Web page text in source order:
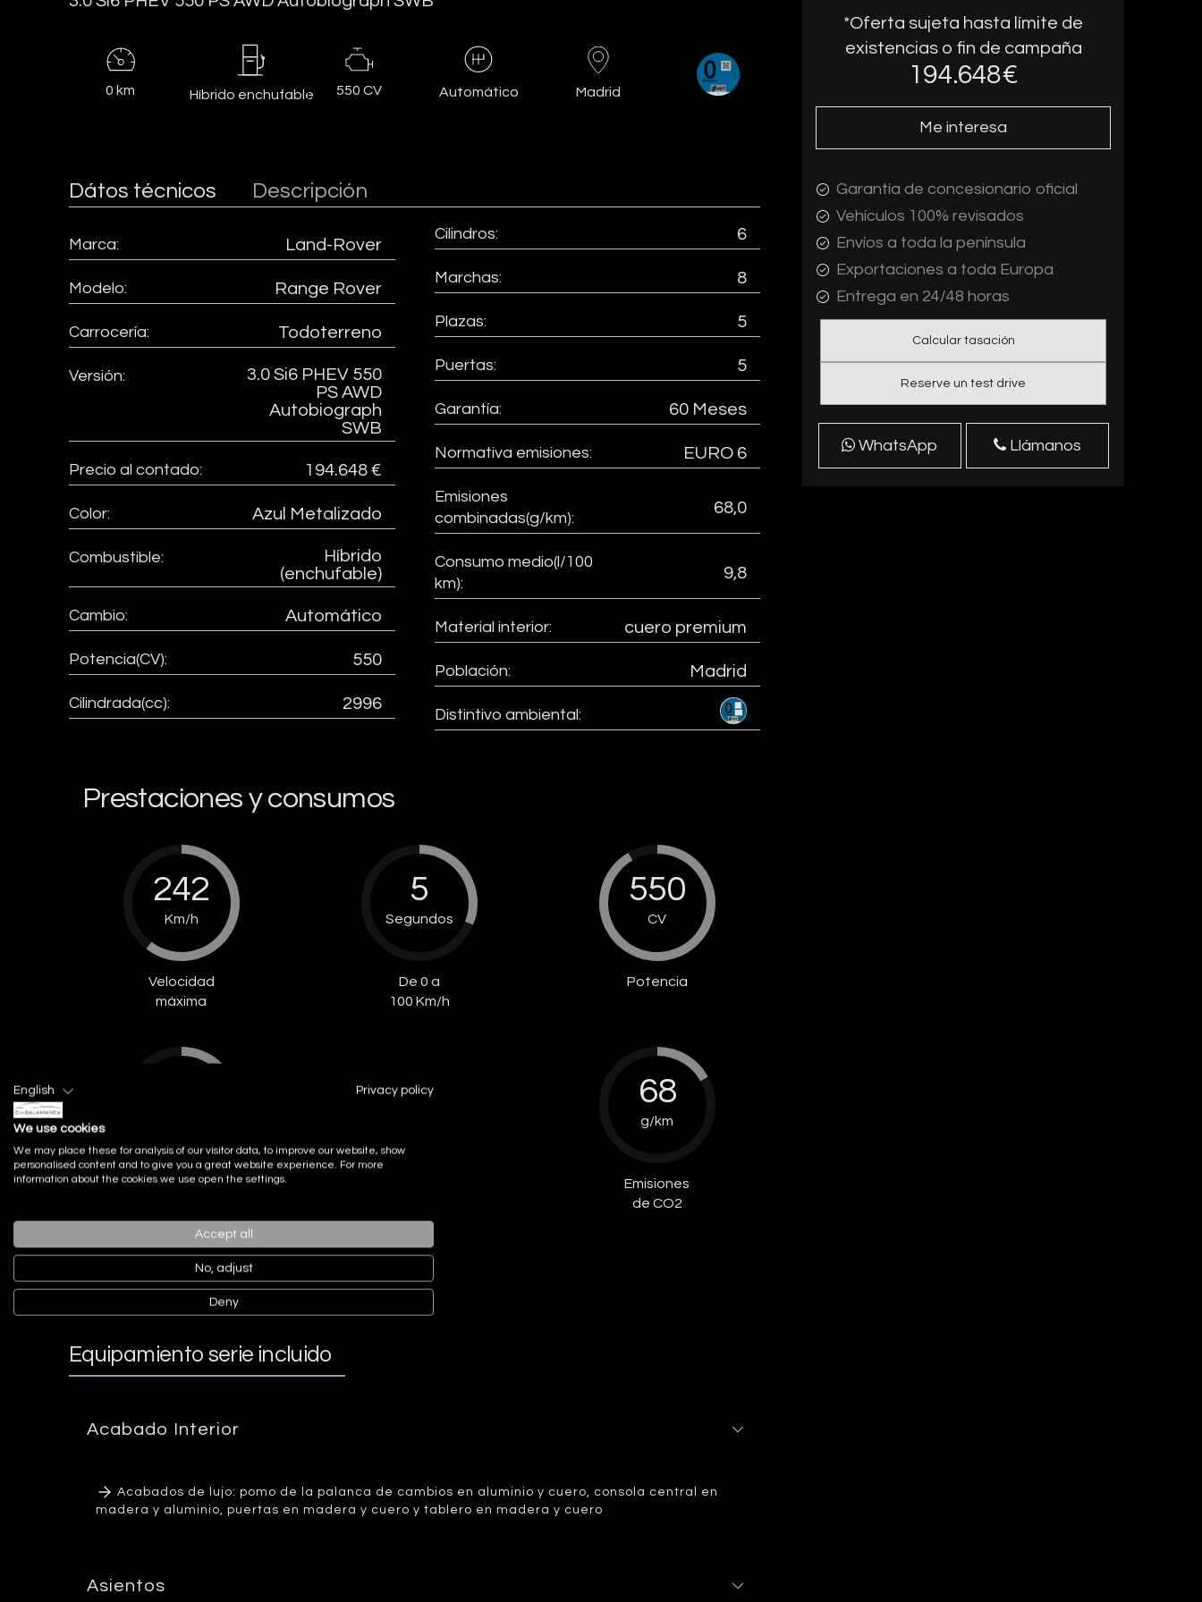
0 km Híbrido enchufable 550 CV Automático Madrid
*Oferta sujeta hasta límite de
existencias o fin de campaña
194.648€
Me interesa
Garantía de concesionario oficial
Vehículos 100% revisados
Envíos a toda la península
Exportaciones a toda Europa
Entrega en 24/48 horas
Calcular tasación
Reserve un test drive
WhatsApp Llámanos
Dátos técnicos Descripción
Marca: Land-Rover
Modelo: Range Rover
Carrocería: Todoterreno
Versión:
3.0 Si6 PHEV 550
PS AWD
Autobiograph
SWB
Precio al contado: 194.648 €
Color: Azul Metalizado
Combustible:
Híbrido
(enchufable)
Cambio: Automático
Potencia(CV): 550
Cilindrada(cc): 2996
Cilindros: 6
Marchas: 8
Plazas: 5
Puertas: 5
Garantía: 60 Meses
Normativa emisiones: EURO 6
Emisiones
combinadas(g/km):
68,0
Consumo medio(l/100
km):
9,8
Material interior: cuero premium
Población: Madrid
Distintivo ambiental:
Prestaciones y consumos
242
Km/h
Velocidad
máxima
5
Segundos
De 0 a
100 Km/h
550
CV
Potencia
Consumo
68
g/km
Emisiones
de CO2
Equipamiento serie incluido
Acabado Interior
Acabados de lujo: pomo de la palanca de cambios en aluminio y cuero, consola central en
madera y aluminio, puertas en madera y cuero y tablero en madera y cuero
Asientos
English Privacy policy
We use cookies
We may place these for analysis of our visitor data, to improve our website, show
personalised content and to give you a great website experience. For more
information about the cookies we use open the settings.
Accept all
No, adjust
Deny